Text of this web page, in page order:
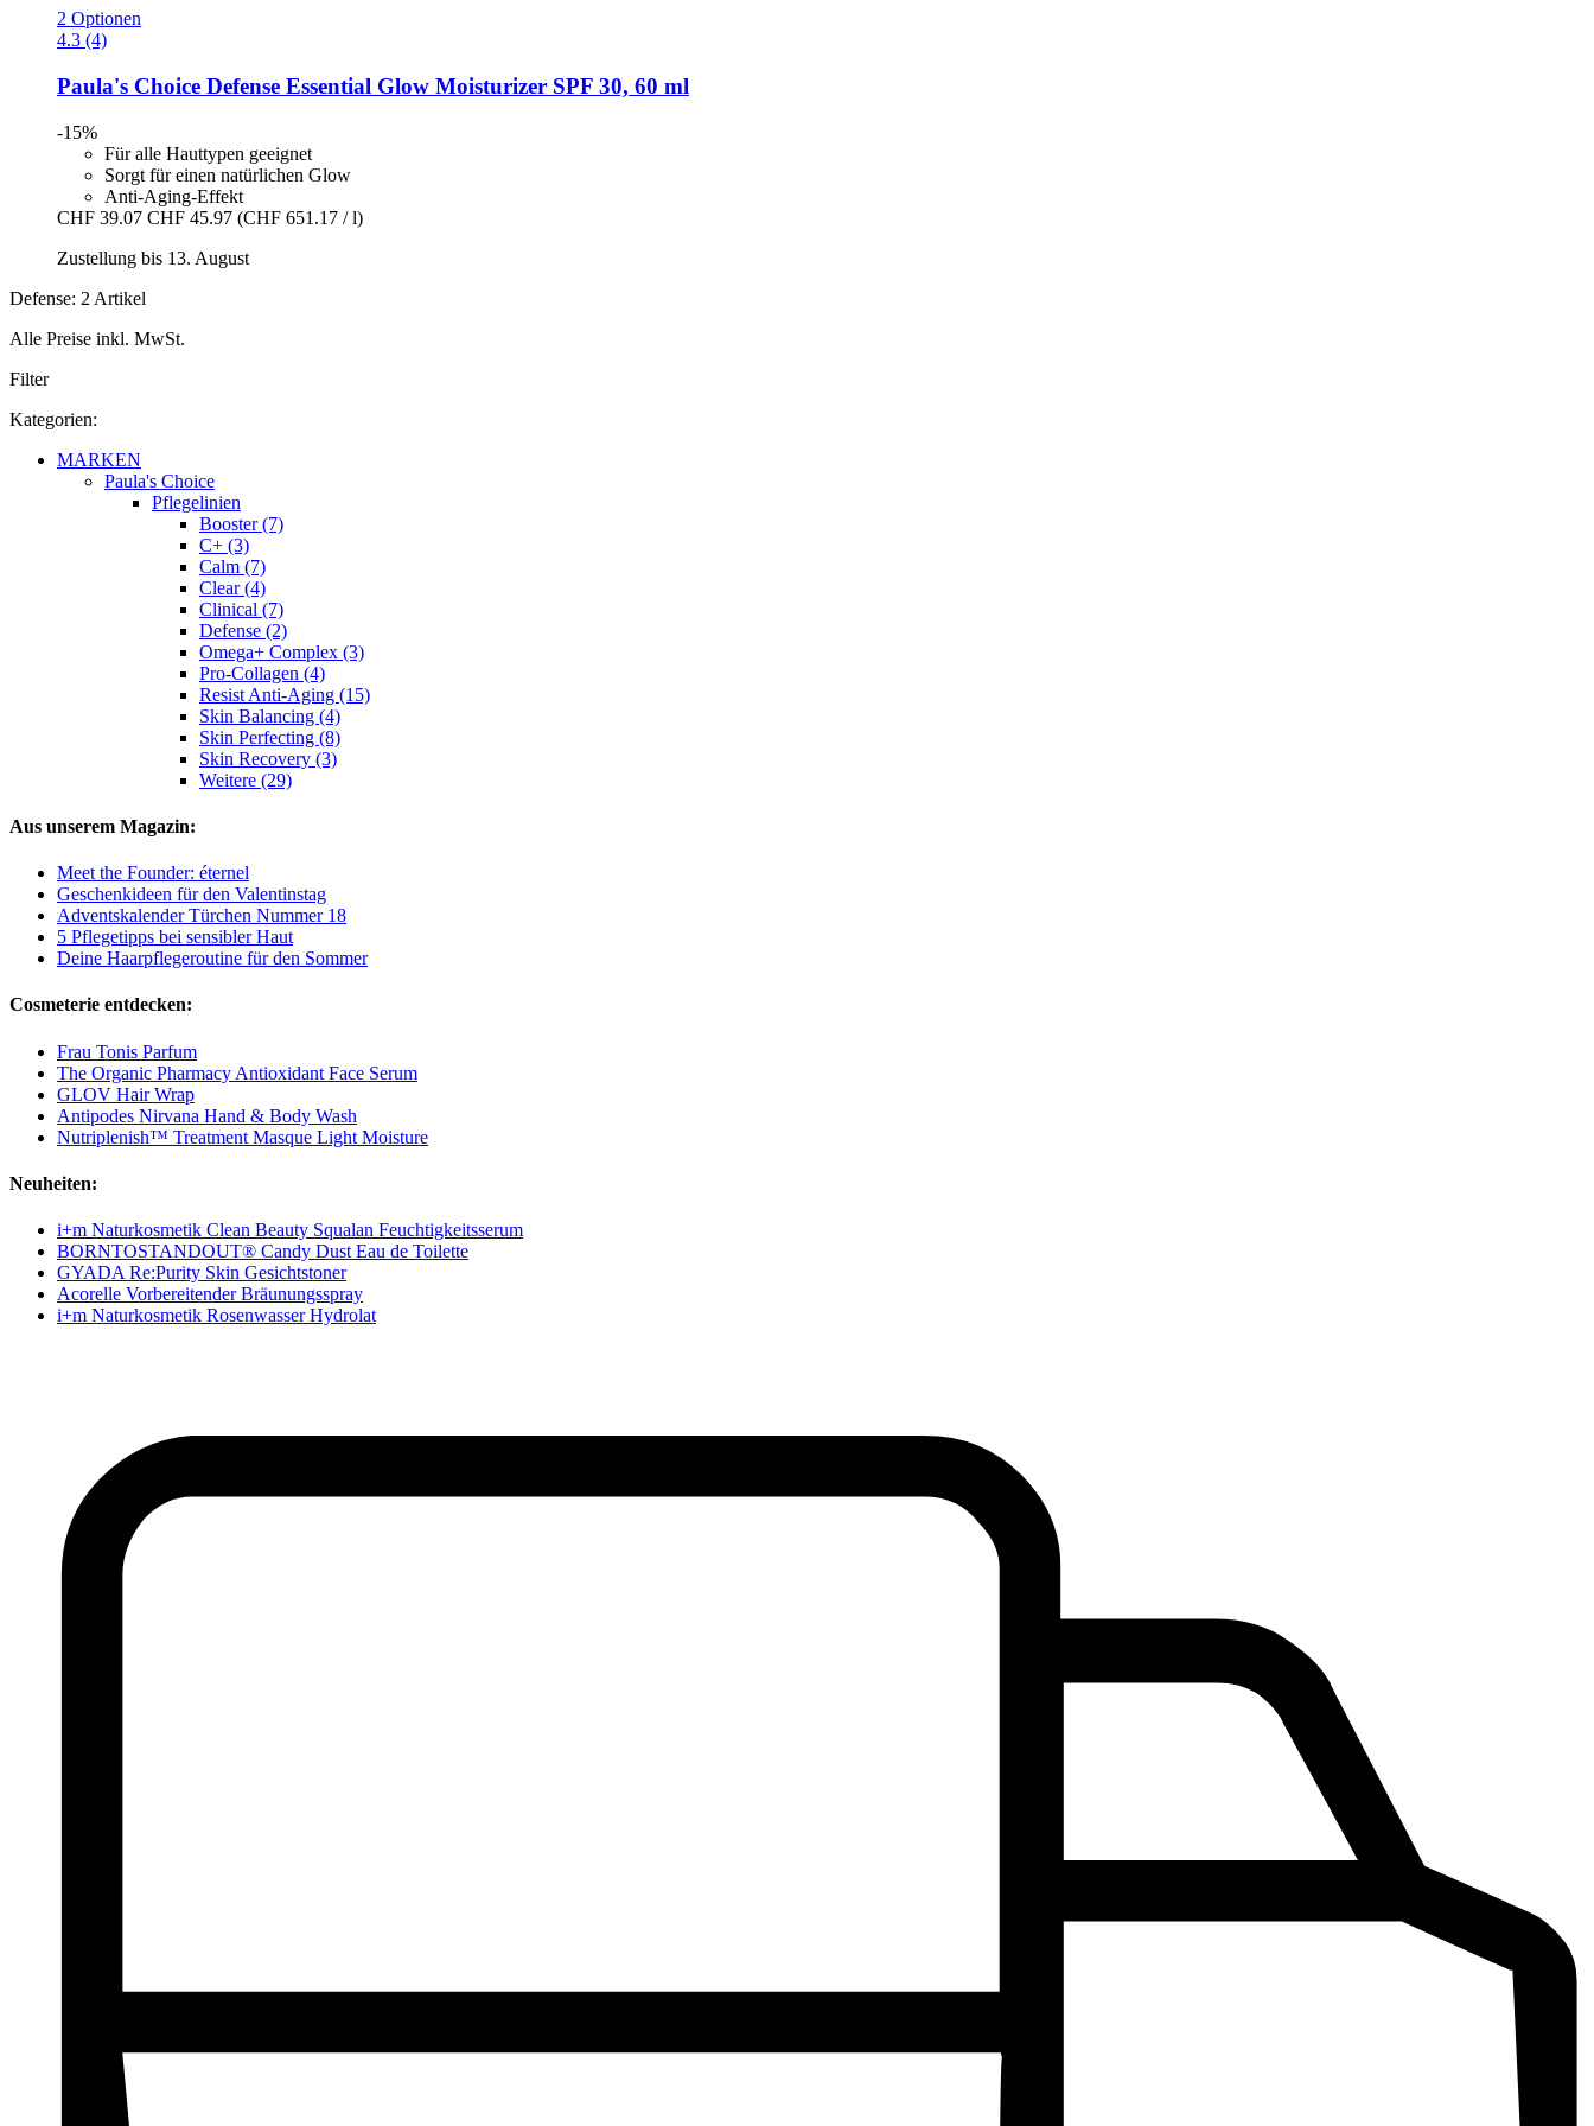
2 Optionen
4.3 (4)
Paula's Choice Defense Essential Glow Moisturizer SPF 30, 60 ml
-15%
Für alle Hauttypen geeignet
Sorgt für einen natürlichen Glow
Anti-Aging-Effekt
CHF 39.07 CHF 45.97 (CHF 651.17 / l)
Zustellung bis 13. August
Defense: 2 Artikel
Alle Preise inkl. MwSt.
Filter
Kategorien:
MARKEN
Paula's Choice
Pflegelinien
Booster (7)
C+ (3)
Calm (7)
Clear (4)
Clinical (7)
Defense (2)
Omega+ Complex (3)
Pro-Collagen (4)
Resist Anti-Aging (15)
Skin Balancing (4)
Skin Perfecting (8)
Skin Recovery (3)
Weitere (29)
Aus unserem Magazin:
Meet the Founder: éternel
Geschenkideen für den Valentinstag
Adventskalender Türchen Nummer 18
5 Pflegetipps bei sensibler Haut
Deine Haarpflegeroutine für den Sommer
Cosmeterie entdecken:
Frau Tonis Parfum
The Organic Pharmacy Antioxidant Face Serum
GLOV Hair Wrap
Antipodes Nirvana Hand & Body Wash
Nutriplenish™ Treatment Masque Light Moisture
Neuheiten:
i+m Naturkosmetik Clean Beauty Squalan Feuchtigkeitsserum
BORNTOSTANDOUT® Candy Dust Eau de Toilette
GYADA Re:Purity Skin Gesichtstoner
Acorelle Vorbereitender Bräunungsspray
i+m Naturkosmetik Rosenwasser Hydrolat